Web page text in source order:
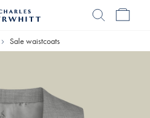
Sale waistcoats